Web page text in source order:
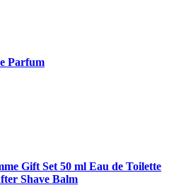
Parfum
Gift Set 50 ml Eau de Toilette
Shave Balm